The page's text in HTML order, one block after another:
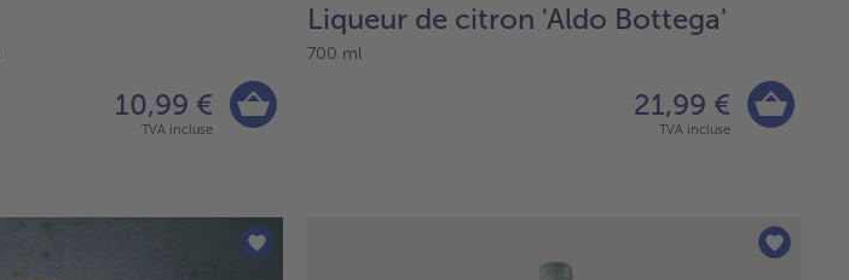
10,99 €
TVA incluse
Liqueur de citron 'Aldo Bottega'
700 ml
21,99 €
TVA incluse